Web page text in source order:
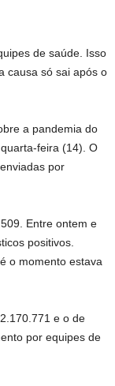
de saúde. Isso
causa só sai após o
a pandemia do
feira (14). O
por
Entre ontem e
positivos.
o momento estava
e o de
por equipes de